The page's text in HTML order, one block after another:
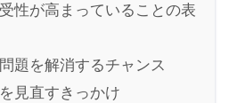
性が高まっていることの表
題を解消するチャンス
見直すきっかけ